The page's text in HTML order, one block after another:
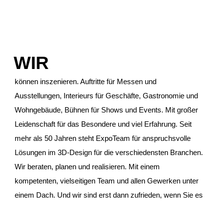
WIR
können inszenieren. Auftritte für Messen und
Ausstellungen, Interieurs für Geschäfte, Gastronomie und
Wohngebäude, Bühnen für Shows und Events. Mit großer
Leidenschaft für das Besondere und viel Erfahrung. Seit
mehr als 50 Jahren steht ExpoTeam für anspruchsvolle
Lösungen im 3D-Design für die verschiedensten Branchen.
Wir beraten, planen und realisieren. Mit einem
kompetenten, vielseitigen Team und allen Gewerken unter
einem Dach. Und wir sind erst dann zufrieden, wenn Sie es